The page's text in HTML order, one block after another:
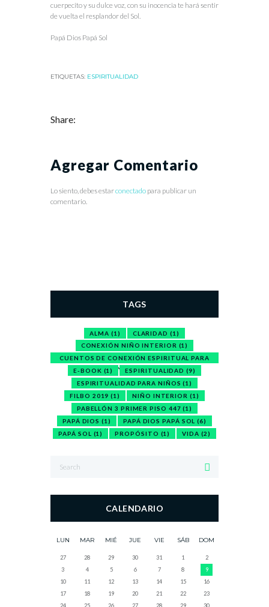
cuerpecito y su dulce voz, con su inocencia te hará sentir
de vuelta el resplandor del Sol.
Papá Dios Papá Sol
ETIQUETAS: ESPIRITUALIDAD
Share:
Agregar Comentario
Lo siento, debes estarconectado para publicar un
comentario.
TAGS
ALMA (1) CLARIDAD (1)
CONEXIÓN NIÑO INTERIOR (1)
CUENTOS DE CONEXIÓN ESPIRITUAL PARA
NIÑOS(1)
E-BOOK (1) ESPIRITUALIDAD (9)
ESPIRITUALIDAD PARA NIÑOS (1)
FILBO 2019 (1) NIÑO INTERIOR (1)
PABELLÓN 3 PRIMER PISO 447 (1)
PAPÁ DIOS (1) PAPÁ DIOS PAPÁ SOL (6)
PAPÁ SOL (1) PROPÓSITO (1) VIDA (2)
CALENDARIO
LUN MAR MIÉ JUE VIE SÁB DOM
27 28 29 30 31 1
2
3
4 5 6 7 8
9
10
11 12 13 14 15
16
17
18 19 20 21 22
23
24
25 26 27 28 29
30